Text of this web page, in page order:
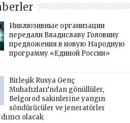
Инклюзивные организации
передали Владиславу Головину
предложения в новую Народную
программу «Единой России»
Birleşik Rusya Genç
Muhafızları’ndan gönüllüler,
Belgorod sakinlerine yangın
söndürücüler ve jeneratörler
olacak